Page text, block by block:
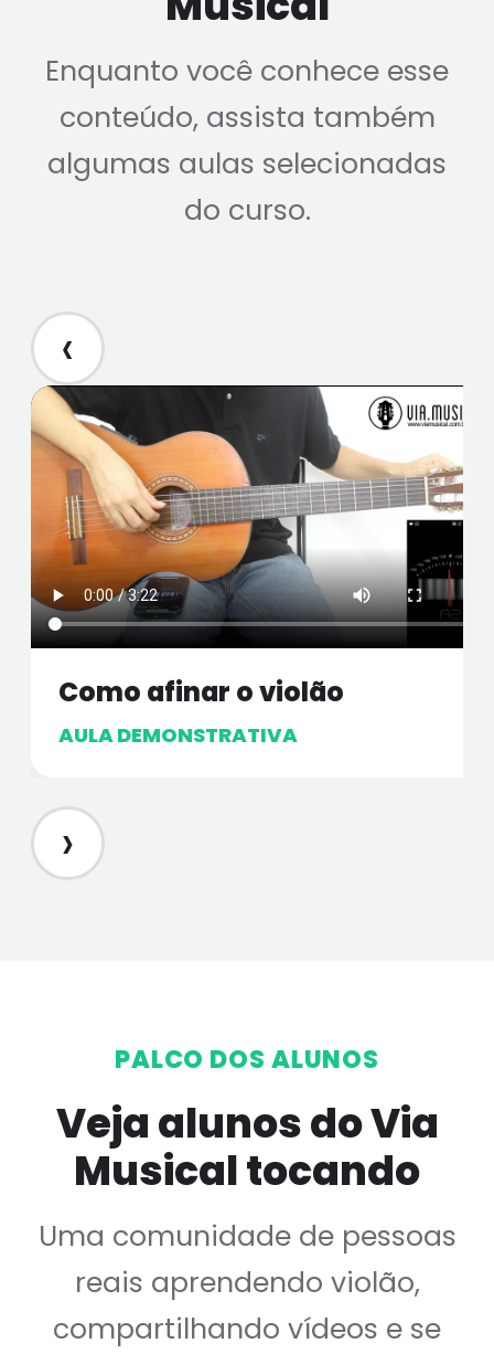
Enquanto você conhece esse
conteúdo, assista também
algumas aulas selecionadas
do curso.
‹
Como afinar o violão
AULA DEMONSTRATIVA
›
PALCO DOS ALUNOS
Veja alunos do Via
Musical tocando
Uma comunidade de pessoas
reais aprendendo violão,
compartilhando vídeos e se